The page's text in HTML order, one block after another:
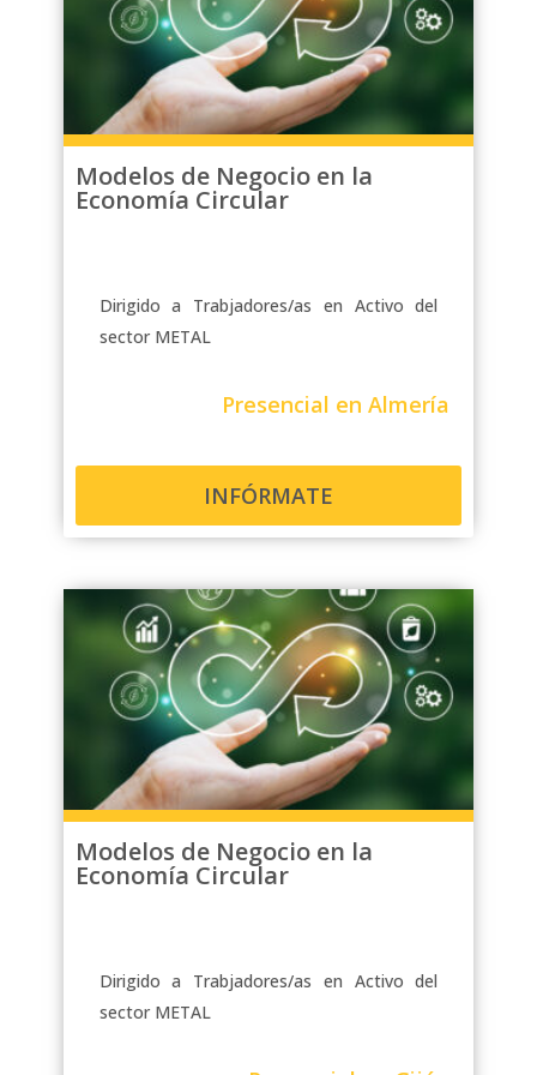
Modelos de Negocio en la
Economía Circular
Dirigido a Trabjadores/as en Activo del
sector METAL
Presencial en Almería
INFÓRMATE
Modelos de Negocio en la
Economía Circular
Dirigido a Trabjadores/as en Activo del
sector METAL